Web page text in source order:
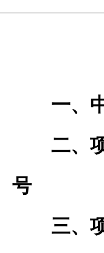
一、
二、
号
三、